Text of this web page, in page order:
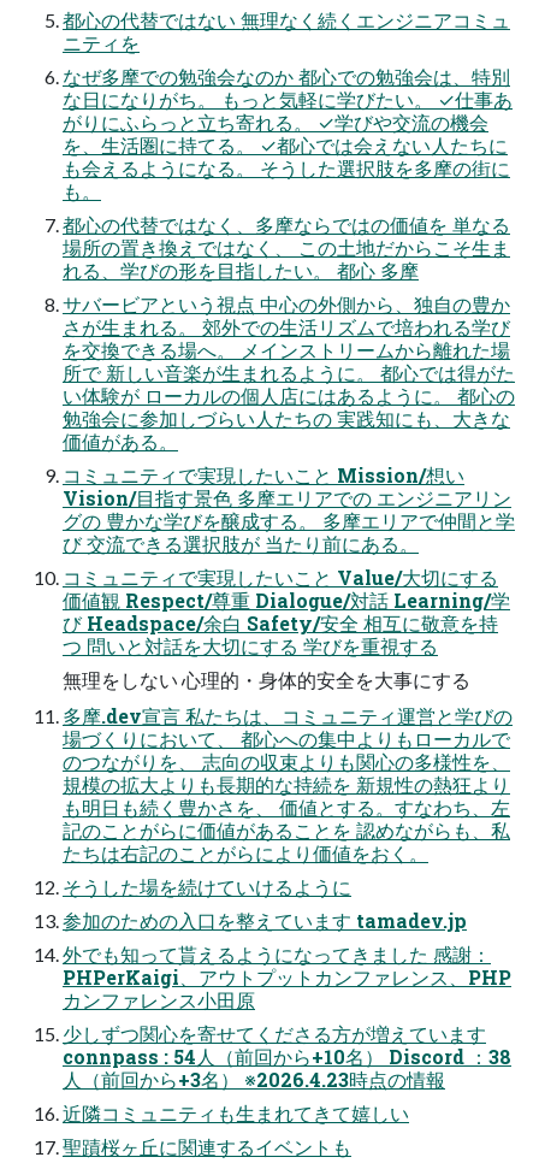
都心の代替ではない 無理なく続くエンジニアコミュ
ニティを
なぜ多摩での勉強会なのか 都心での勉強会は、特別
な日になりがち。 もっと気軽に学びたい。 ✓仕事あ
がりにふらっと立ち寄れる。 ✓学びや交流の機会
を、生活圏に持てる。 ✓都心では会えない人たちに
も会えるようになる。 そうした選択肢を多摩の街に
も。
都心の代替ではなく、多摩ならではの価値を 単なる
場所の置き換えではなく、 この土地だからこそ生ま
れる、学びの形を目指したい。 都心 多摩
サバービアという視点 中心の外側から、独自の豊か
さが生まれる。 郊外での生活リズムで培われる学び
を交換できる場へ。 メインストリームから離れた場
所で 新しい音楽が生まれるように。 都心では得がた
い体験が ローカルの個人店にはあるように。 都心の
勉強会に参加しづらい人たちの 実践知にも、大きな
価値がある。
コミュニティで実現したいこと Mission/想い
Vision/目指す景色 多摩エリアでの エンジニアリン
グの 豊かな学びを醸成する。 多摩エリアで仲間と学
び 交流できる選択肢が 当たり前にある。
コミュニティで実現したいこと Value/大切にする
価値観 Respect/尊重 Dialogue/対話 Learning/学
び Headspace/余白 Safety/安全 相互に敬意を持
つ 問いと対話を大切にする 学びを重視する
無理をしない 心理的・身体的安全を大事にする
多摩.dev宣言 私たちは、コミュニティ運営と学びの
場づくりにおいて、 都心への集中よりもローカルで
のつながりを、 志向の収束よりも関心の多様性を、
規模の拡大よりも長期的な持続を 新規性の熱狂より
も明日も続く豊かさを、 価値とする。すなわち、左
記のことがらに価値があることを 認めながらも、私
たちは右記のことがらにより価値をおく。
そうした場を続けていけるように
参加のための入口を整えています tamadev.jp
外でも知って貰えるようになってきました 感謝：
PHPerKaigi、アウトプットカンファレンス、PHP
カンファレンス小田原
少しずつ関心を寄せてくださる方が増えています
connpass : 54人（前回から+10名） Discord ：38
人（前回から+3名） ※2026.4.23時点の情報
近隣コミュニティも生まれてきて嬉しい
聖蹟桜ヶ丘に関連するイベントも